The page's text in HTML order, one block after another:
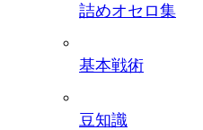
詰めオセロ集
基本戦術
豆知識